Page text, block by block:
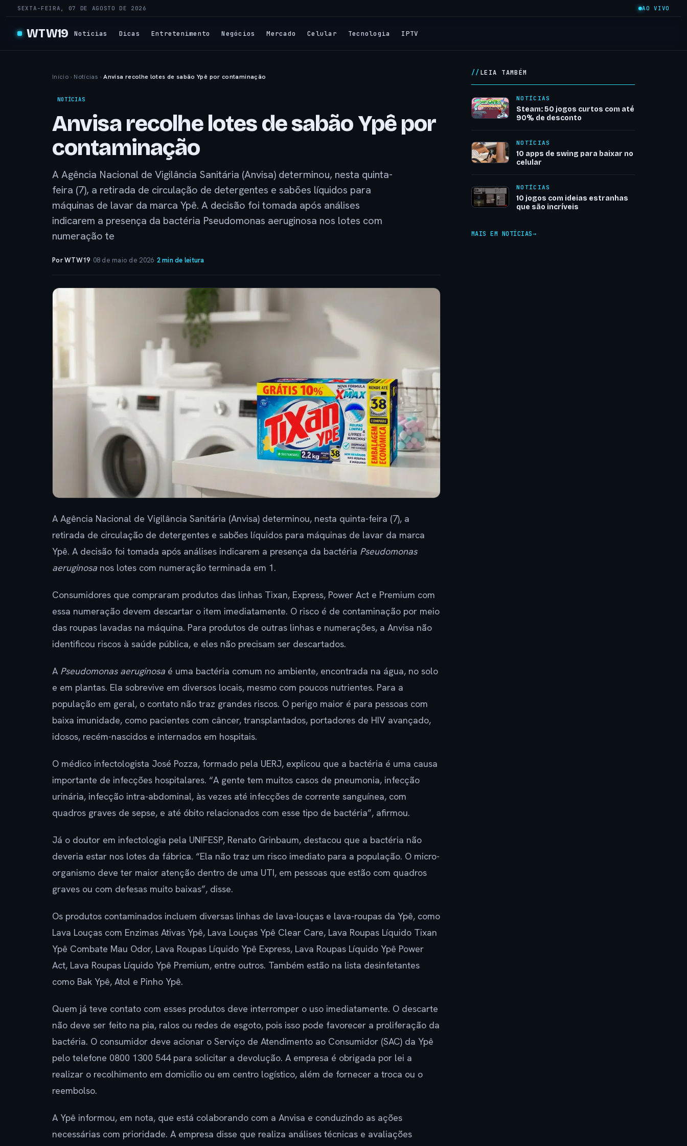
SEXTA-FEIRA, 07 DE AGOSTO DE 2026 AO VIVO
WTW19 Notícias Dicas Entretenimento Negócios Mercado Celular Tecnologia IPTV
Início › Notícias › Anvisa recolhe lotes de sabão Ypê por contaminação
NOTÍCIAS
Anvisa recolhe lotes de sabão Ypê por
contaminação
A Agência Nacional de Vigilância Sanitária (Anvisa) determinou, nesta quinta-
feira (7), a retirada de circulação de detergentes e sabões líquidos para
máquinas de lavar da marca Ypê. A decisão foi tomada após análises
indicarem a presença da bactéria Pseudomonas aeruginosa nos lotes com
numeração te
Por WTW19· 08 de maio de 2026·2 min de leitura
A Agência Nacional de Vigilância Sanitária (Anvisa) determinou, nesta quinta-feira (7), a
retirada de circulação de detergentes e sabões líquidos para máquinas de lavar da marca
Ypê. A decisão foi tomada após análises indicarem a presença da bactéria Pseudomonas
aeruginosa nos lotes com numeração terminada em 1.
Consumidores que compraram produtos das linhas Tixan, Express, Power Act e Premium com
essa numeração devem descartar o item imediatamente. O risco é de contaminação por meio
das roupas lavadas na máquina. Para produtos de outras linhas e numerações, a Anvisa não
identificou riscos à saúde pública, e eles não precisam ser descartados.
A Pseudomonas aeruginosa é uma bactéria comum no ambiente, encontrada na água, no solo
e em plantas. Ela sobrevive em diversos locais, mesmo com poucos nutrientes. Para a
população em geral, o contato não traz grandes riscos. O perigo maior é para pessoas com
baixa imunidade, como pacientes com câncer, transplantados, portadores de HIV avançado,
idosos, recém-nascidos e internados em hospitais.
O médico infectologista José Pozza, formado pela UERJ, explicou que a bactéria é uma causa
importante de infecções hospitalares. “A gente tem muitos casos de pneumonia, infecção
urinária, infecção intra-abdominal, às vezes até infecções de corrente sanguínea, com
quadros graves de sepse, e até óbito relacionados com esse tipo de bactéria”, afirmou.
Já o doutor em infectologia pela UNIFESP, Renato Grinbaum, destacou que a bactéria não
deveria estar nos lotes da fábrica. “Ela não traz um risco imediato para a população. O micro-
organismo deve ter maior atenção dentro de uma UTI, em pessoas que estão com quadros
graves ou com defesas muito baixas”, disse.
Os produtos contaminados incluem diversas linhas de lava-louças e lava-roupas da Ypê, como
Lava Louças com Enzimas Ativas Ypê, Lava Louças Ypê Clear Care, Lava Roupas Líquido Tixan
Ypê Combate Mau Odor, Lava Roupas Líquido Ypê Express, Lava Roupas Líquido Ypê Power
Act, Lava Roupas Líquido Ypê Premium, entre outros. Também estão na lista desinfetantes
como Bak Ypê, Atol e Pinho Ypê.
Quem já teve contato com esses produtos deve interromper o uso imediatamente. O descarte
não deve ser feito na pia, ralos ou redes de esgoto, pois isso pode favorecer a proliferação da
bactéria. O consumidor deve acionar o Serviço de Atendimento ao Consumidor (SAC) da Ypê
pelo telefone 0800 1300 544 para solicitar a devolução. A empresa é obrigada por lei a
realizar o recolhimento em domicílio ou em centro logístico, além de fornecer a troca ou o
reembolso.
A Ypê informou, em nota, que está colaborando com a Anvisa e conduzindo as ações
necessárias com prioridade. A empresa disse que realiza análises técnicas e avaliações
LEIA TAMBÉM
NOTÍCIAS
Steam: 50 jogos curtos com até
90% de desconto
NOTÍCIAS
10 apps de swing para baixar no
celular
NOTÍCIAS
10 jogos com ideias estranhas
que são incríveis
MAIS EM NOTÍCIAS